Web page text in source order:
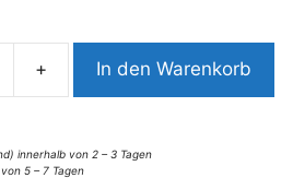
+ In den Warenkorb
innerhalb von 2 – 3 Tagen
5 – 7 Tagen